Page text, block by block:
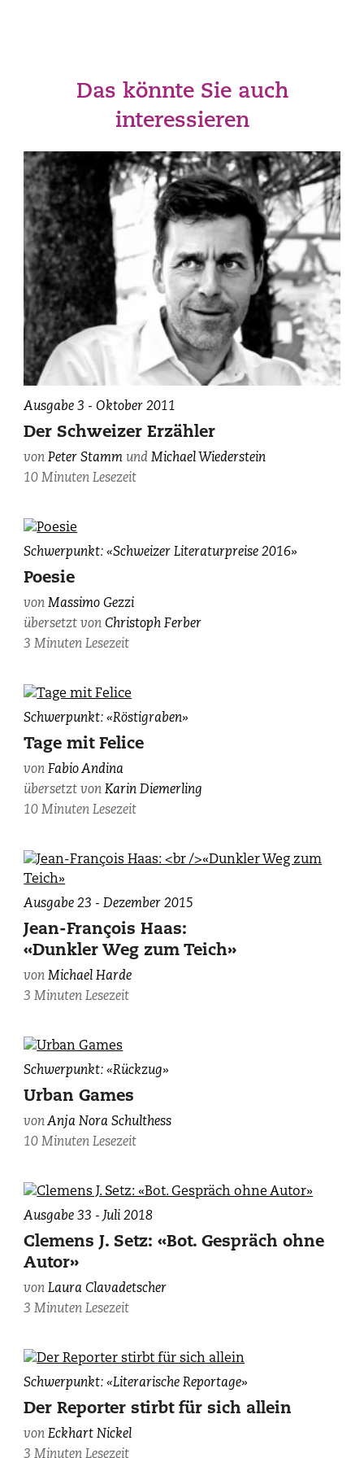
Das könnte Sie auch
interessieren
Ausgabe 3 - Oktober 2011
Der Schweizer Erzähler
vonPeter Stamm undMichael Wiederstein
10 Minuten Lesezeit
Massimo
Gezzi,
fotografiert
von
Mario
Del
Schwerpunkt: «Schweizer Literaturpreise 2016»
Poesie
vonMassimo Gezzi
übersetzt vonChristoph Ferber
3 Minuten Lesezeit
Fabio
zvg.
Schwerpunkt: «Röstigraben»
Tage mit Felice
vonFabio Andina
übersetzt vonKarin Diemerling
10 Minuten Lesezeit
Ausgabe 23 - Dezember 2015
Jean-François Haas:
«Dunkler Weg zum Teich»
vonMichael Harde
3 Minuten Lesezeit
Bild:
Sarah
Jacky.
Schwerpunkt: «Rückzug»
Urban Games
vonAnja Nora Schulthess
10 Minuten Lesezeit
Ausgabe 33 - Juli 2018
Clemens J. Setz: «Bot. Gespräch ohne
Autor»
vonLaura Clavadetscher
3 Minuten Lesezeit
Eckhart
photographiert
von
Schwerpunkt: «Literarische Reportage»
Der Reporter stirbt für sich allein
vonEckhart Nickel
3 Minuten Lesezeit